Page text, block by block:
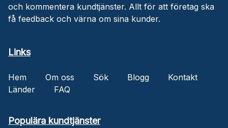
och kommentera kundtjänster. Allt för att företag ska
få feedback och värna om sina kunder.
Links
Hem Om oss Sök Blogg
Kontakt
Länder
FAQ
Populära kundtjänster